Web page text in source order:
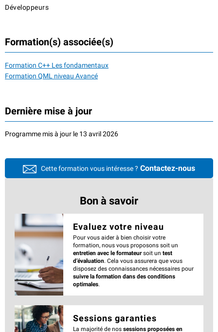
Développeurs
Formation(s) associée(s)
Formation C++ Les fondamentaux
Formation QML niveau Avancé
Dernière mise à jour
Programme mis à jour le 13 avril 2026
Cette formation vous intéresse ? Contactez-nous
Bon à savoir
Evaluez votre niveau
Pour vous aider à bien choisir votre
formation, nous vous proposons soit un
entretien avec le formateursoit un test
d’évaluation. Cela vous assurera que vous
disposez des connaissances nécessaires pour
suivre la formation dans des conditions
optimales.
Sessions garanties
La majorité de nos sessions proposées en